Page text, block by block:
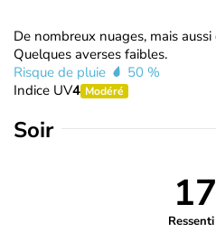
De nombreux nuages, mais
Quelques averses faibles.
Risque de pluie
50 %
Indice UV4 Modéré
Soir